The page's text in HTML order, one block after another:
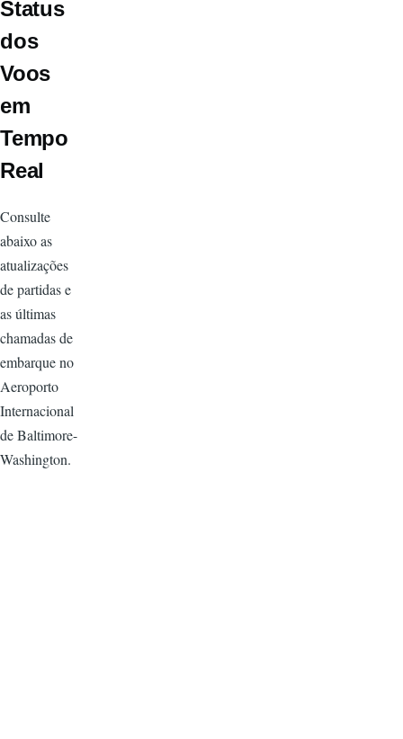
Status
dos
Voos
em
Tempo
Real
Consulte
abaixo as
atualizações
de partidas e
as últimas
chamadas de
embarque no
Aeroporto
Internacional
de Baltimore-
Washington.